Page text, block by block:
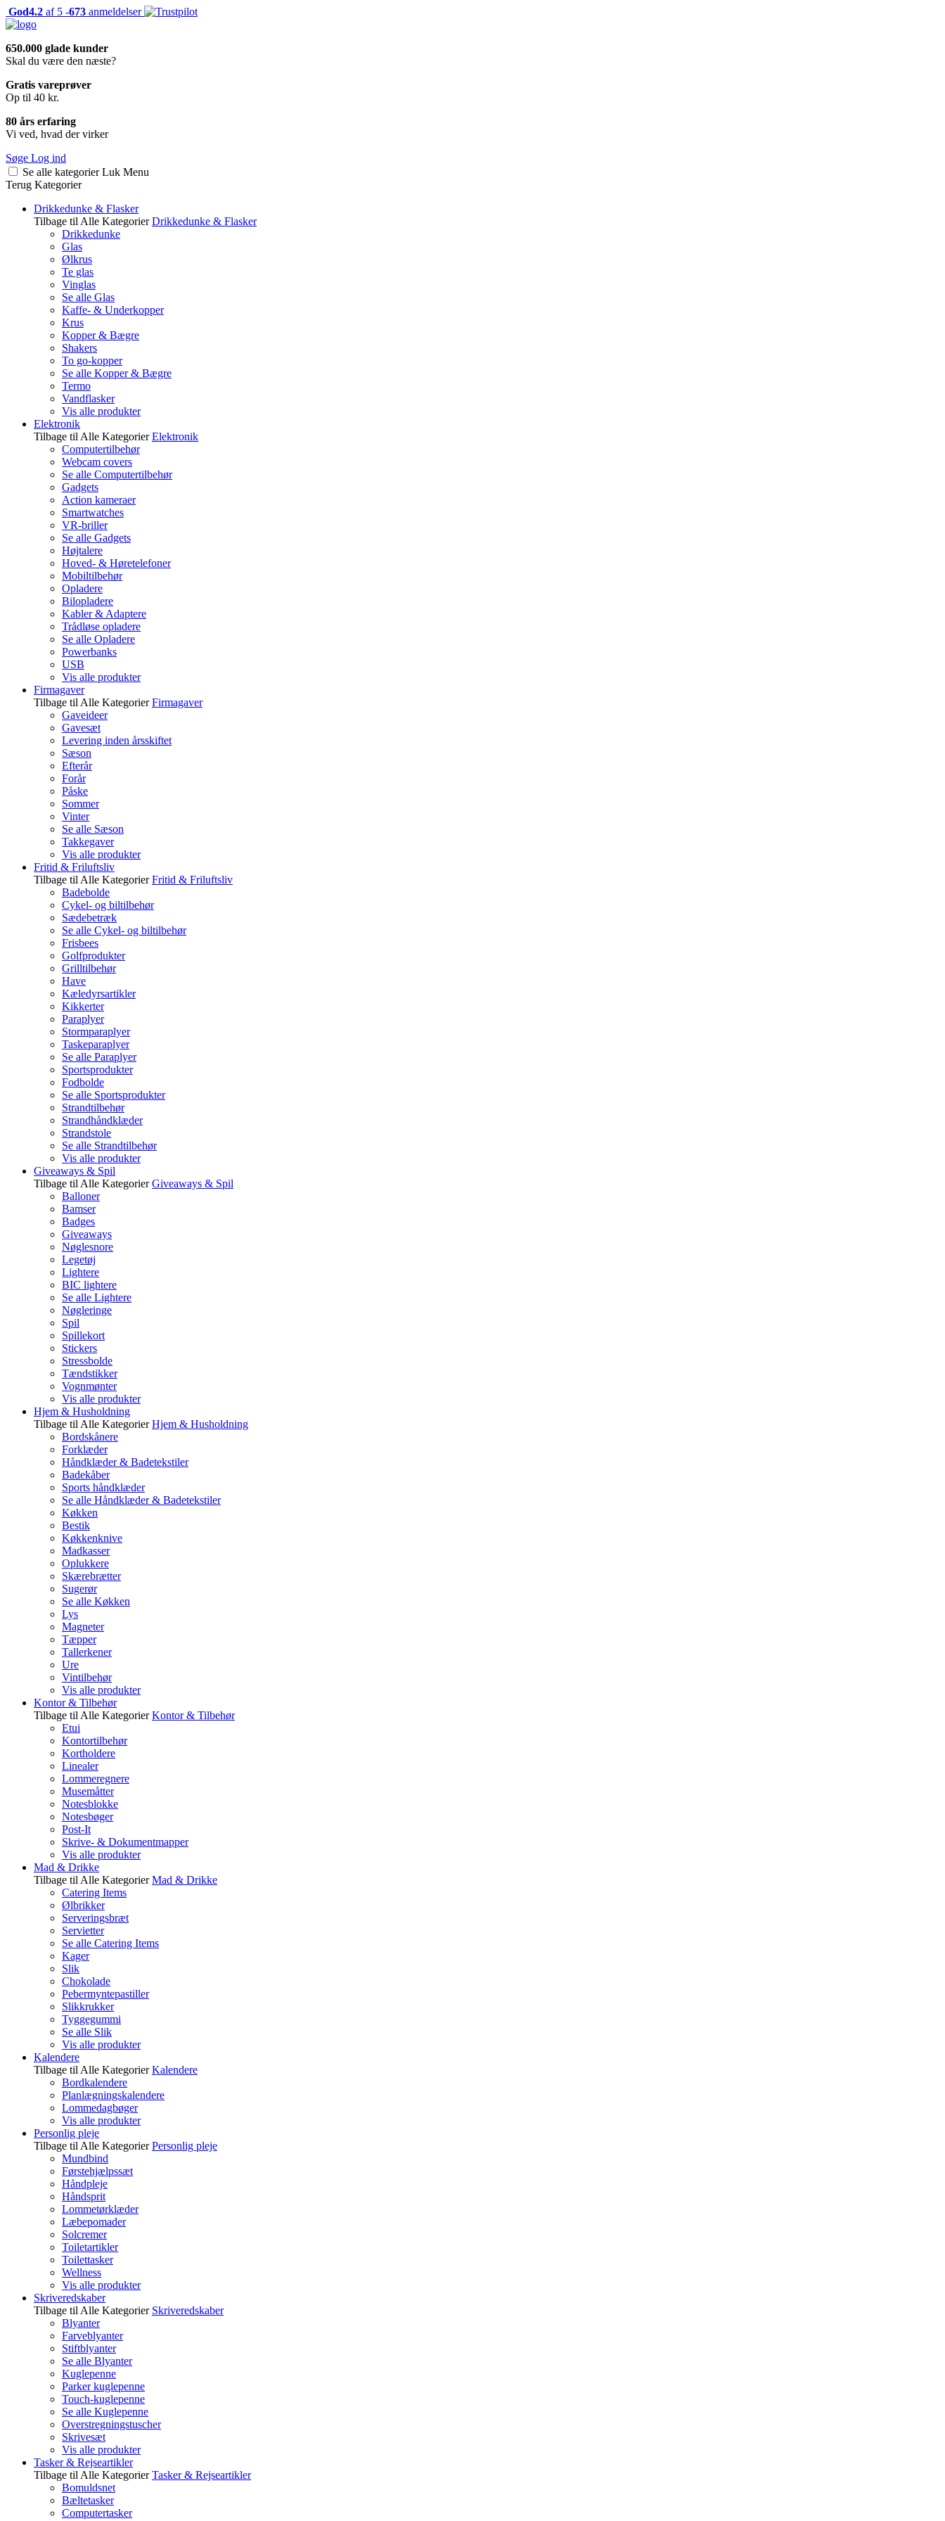
God4.2 af 5 -673 anmeldelser
650.000 glade kunder
Skal du være den næste?
Gratis vareprøver
Op til 40 kr.
80 års erfaring
Vi ved, hvad der virker
Søge Log ind
Se alle kategorier Luk Menu
Terug Kategorier
Drikkedunke & Flasker
Tilbage til Alle Kategorier Drikkedunke & Flasker
Drikkedunke
Glas
Ølkrus
Te glas
Vinglas
Se alle Glas
Kaffe- & Underkopper
Krus
Kopper & Bægre
Shakers
To go-kopper
Se alle Kopper & Bægre
Termo
Vandflasker
Vis alle produkter
Elektronik
Tilbage til Alle Kategorier Elektronik
Computertilbehør
Webcam covers
Se alle Computertilbehør
Gadgets
Action kameraer
Smartwatches
VR-briller
Se alle Gadgets
Højtalere
Hoved- & Høretelefoner
Mobiltilbehør
Opladere
Bilopladere
Kabler & Adaptere
Trådløse opladere
Se alle Opladere
Powerbanks
USB
Vis alle produkter
Firmagaver
Tilbage til Alle Kategorier Firmagaver
Gaveideer
Gavesæt
Levering inden årsskiftet
Sæson
Efterår
Forår
Påske
Sommer
Vinter
Se alle Sæson
Takkegaver
Vis alle produkter
Fritid & Friluftsliv
Tilbage til Alle Kategorier Fritid & Friluftsliv
Badebolde
Cykel- og biltilbehør
Sædebetræk
Se alle Cykel- og biltilbehør
Frisbees
Golfprodukter
Grilltilbehør
Have
Kæledyrsartikler
Kikkerter
Paraplyer
Stormparaplyer
Taskeparaplyer
Se alle Paraplyer
Sportsprodukter
Fodbolde
Se alle Sportsprodukter
Strandtilbehør
Strandhåndklæder
Strandstole
Se alle Strandtilbehør
Vis alle produkter
Giveaways & Spil
Tilbage til Alle Kategorier Giveaways & Spil
Balloner
Bamser
Badges
Giveaways
Nøglesnore
Legetøj
Lightere
BIC lightere
Se alle Lightere
Nøgleringe
Spil
Spillekort
Stickers
Stressbolde
Tændstikker
Vognmønter
Vis alle produkter
Hjem & Husholdning
Tilbage til Alle Kategorier Hjem & Husholdning
Bordskånere
Forklæder
Håndklæder & Badetekstiler
Badekåber
Sports håndklæder
Se alle Håndklæder & Badetekstiler
Køkken
Bestik
Køkkenknive
Madkasser
Oplukkere
Skærebrætter
Sugerør
Se alle Køkken
Lys
Magneter
Tæpper
Tallerkener
Ure
Vintilbehør
Vis alle produkter
Kontor & Tilbehør
Tilbage til Alle Kategorier Kontor & Tilbehør
Etui
Kontortilbehør
Kortholdere
Linealer
Lommeregnere
Musemåtter
Notesblokke
Notesbøger
Post-It
Skrive- & Dokumentmapper
Vis alle produkter
Mad & Drikke
Tilbage til Alle Kategorier Mad & Drikke
Catering Items
Ølbrikker
Serveringsbræt
Servietter
Se alle Catering Items
Kager
Slik
Chokolade
Pebermyntepastiller
Slikkrukker
Tyggegummi
Se alle Slik
Vis alle produkter
Kalendere
Tilbage til Alle Kategorier Kalendere
Bordkalendere
Planlægningskalendere
Lommedagbøger
Vis alle produkter
Personlig pleje
Tilbage til Alle Kategorier Personlig pleje
Mundbind
Førstehjælpssæt
Håndpleje
Håndsprit
Lommetørklæder
Læbepomader
Solcremer
Toiletartikler
Toilettasker
Wellness
Vis alle produkter
Skriveredskaber
Tilbage til Alle Kategorier Skriveredskaber
Blyanter
Farveblyanter
Stiftblyanter
Se alle Blyanter
Kuglepenne
Parker kuglepenne
Touch-kuglepenne
Se alle Kuglepenne
Overstregningstuscher
Skrivesæt
Vis alle produkter
Tasker & Rejseartikler
Tilbage til Alle Kategorier Tasker & Rejseartikler
Bomuldsnet
Bæltetasker
Computertasker